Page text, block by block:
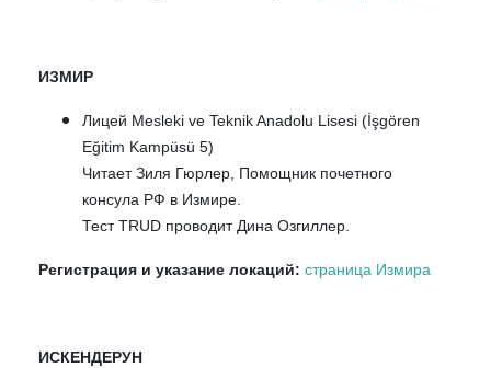
ИЗМИР
Лицей Mesleki ve Teknik Anadolu Lisesi (İşgören
Eğitim Kampüsü 5)
Читает Зиля Гюрлер, Помощник почетного
консула РФ в Измире.
Тест TRUD проводит Дина Озгиллер.
Регистрация и указание локаций: страница Измира
ИСКЕНДЕРУН